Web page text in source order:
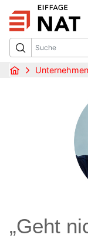
Unternehmen
„Geht